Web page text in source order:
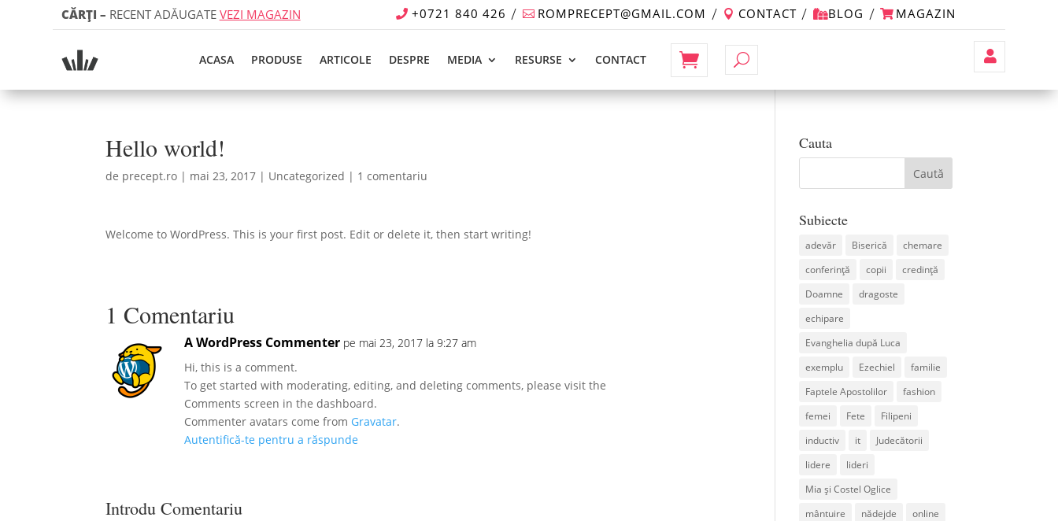
CĂRȚI – RECENT ADĂUGATE VEZI MAGAZIN +0721 840 426 ROMPRECEPT@GMAIL.COM CONTACT BLOG MAGAZIN
ACASA PRODUSE ARTICOLE DESPRE MEDIA RESURSE CONTACT
Hello world!
de precept.ro | mai 23, 2017 | Uncategorized | 1 comentariu
Welcome to WordPress. This is your first post. Edit or delete it, then start writing!
1 Comentariu
A WordPress Commenter pe mai 23, 2017 la 9:27 am
Hi, this is a comment.
To get started with moderating, editing, and deleting comments, please visit the
Comments screen in the dashboard.
Commenter avatars come from Gravatar.
Autentifică-te pentru a răspunde
Introdu Comentariu
Cauta
Subiecte
adevăr Biserică
chemare
conferință
copii
credință
Doamne
dragoste
echipare
Evanghelia după Luca
exemplu
Ezechiel
familie
Faptele Apostolilor
fashion
femei
Fete
Filipeni
inductiv
it
Judecătorii
lidere
lideri
Mia și Costel Oglice
mântuire
nădejde
online